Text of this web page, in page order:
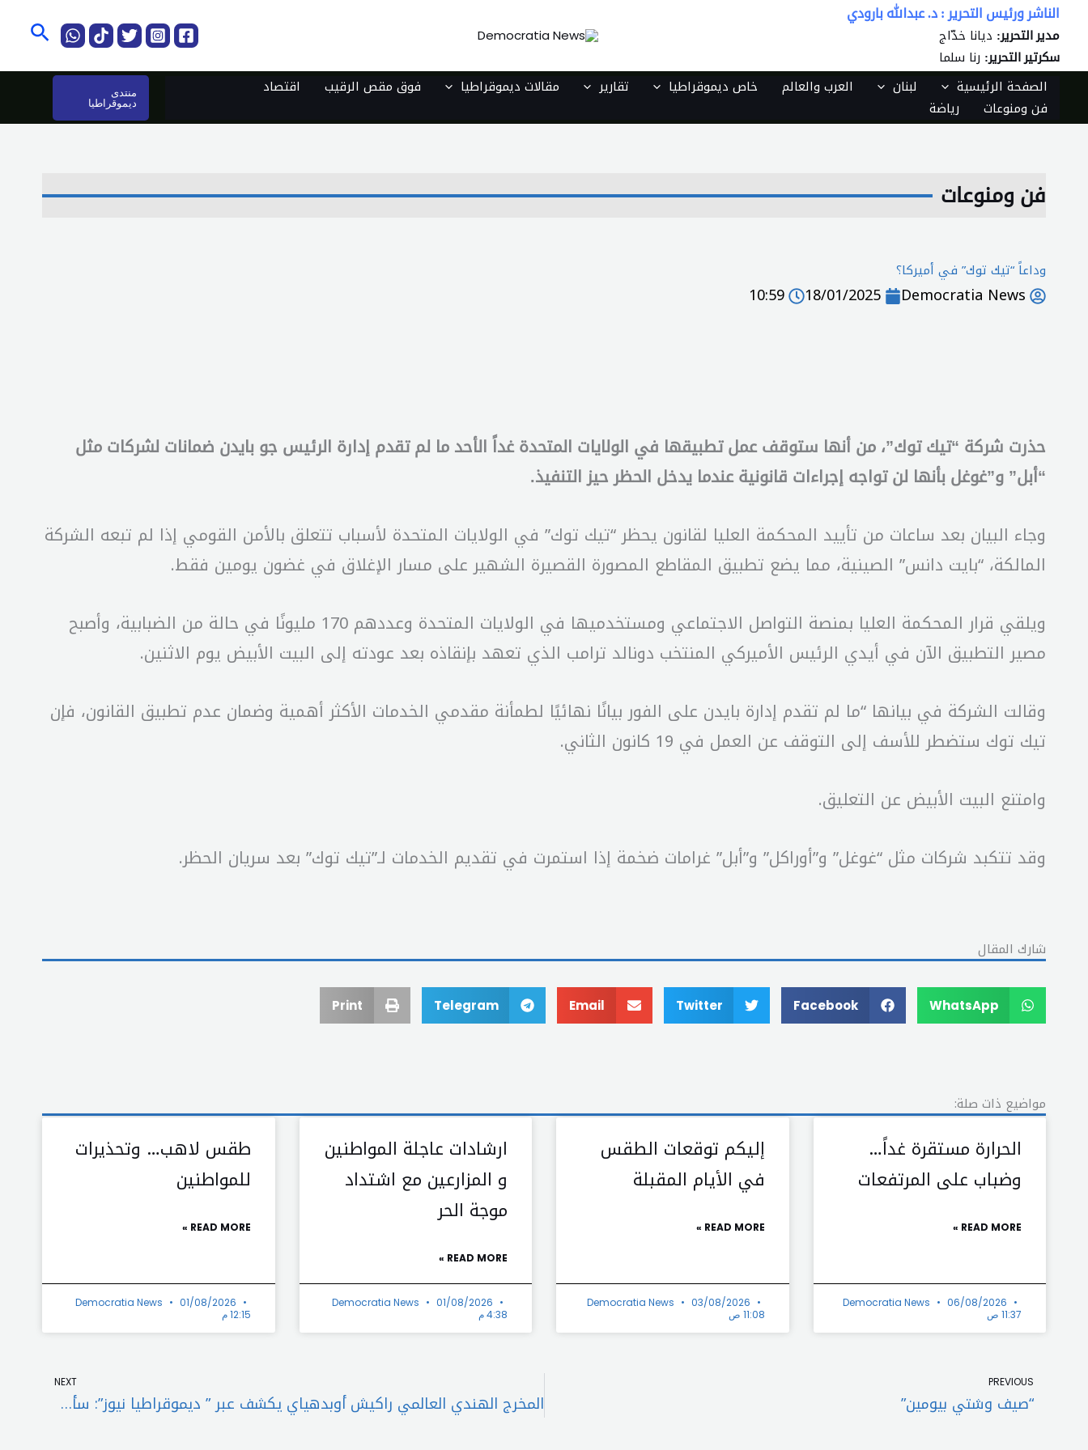
تخطي
المحتوى
الناشر ورئيس التحرير : د. عبدالله بارودي
مدير التحرير: ديانا خدّاج
سكرتير التحرير: رنا سلما
الصفحة الرئيسية لبنان العرب والعالم خاص ديموقراطيا تقارير مقالات ديموقراطيا فوق مقص الرقيب
اقتصاد
فن ومنوعات
رياضة
منتدى
ديموقراطيا
فن ومنوعات
وداعاً “تيك توك” في أميركا؟
Democratia News
18/01/2025
10:59
حذرت شركة “تيك توك”، من أنها ستوقف عمل تطبيقها في الولايات المتحدة غداً الأحد ما لم تقدم إدارة الرئيس جو بايدن ضمانات لشركات مثل
“أبل” و”غوغل بأنها لن تواجه إجراءات قانونية عندما يدخل الحظر حيز التنفيذ.
وجاء البيان بعد ساعات من تأييد المحكمة العليا لقانون يحظر “تيك توك” في الولايات المتحدة لأسباب تتعلق بالأمن القومي إذا لم تبعه الشركة
المالكة، “بايت دانس” الصينية، مما يضع تطبيق المقاطع المصورة القصيرة الشهير على مسار الإغلاق في غضون يومين فقط.
ويلقي قرار المحكمة العليا بمنصة التواصل الاجتماعي ومستخدميها في الولايات المتحدة وعددهم 170 مليونًا في حالة من الضبابية، وأصبح
مصير التطبيق الآن في أيدي الرئيس الأميركي المنتخب دونالد ترامب الذي تعهد بإنقاذه بعد عودته إلى البيت الأبيض يوم الاثنين.
وقالت الشركة في بيانها “ما لم تقدم إدارة بايدن على الفور بيانًا نهائيًا لطمأنة مقدمي الخدمات الأكثر أهمية وضمان عدم تطبيق القانون، فإن
تيك توك ستضطر للأسف إلى التوقف عن العمل في 19 كانون الثاني.
وامتنع البيت الأبيض عن التعليق.
وقد تتكبد شركات مثل “غوغل” و”أوراكل” و”أبل” غرامات ضخمة إذا استمرت في تقديم الخدمات لـ”تيك توك” بعد سريان الحظر.
شارك المقال
WhatsApp
Facebook
Twitter
Email
Telegram
Print
مواضيع ذات صلة:
الحرارة مستقرة غداً…
وضباب على المرتفعات
READ MORE »
Democratia News
06/08/2026
11:37 ص
إليكم توقعات الطقس
في الأيام المقبلة
READ MORE »
Democratia News
03/08/2026
11:08 ص
ارشادات عاجلة المواطنين
و المزارعين مع اشتداد
موجة الحر
READ MORE »
Democratia News
01/08/2026
4:38 م
طقس لاهب… وتحذيرات
للمواطنين
READ MORE »
Democratia News
01/08/2026
12:15 م
PREVIOUS
“صيف وشتي بيومين”
NEXT
المخرج الهندي العالمي راكيش أوبدهياي يكشف عبر ” ديموقراطيا نيوز”: سأصوّر فيلمي الجديد بمصر و أميتاب باتشان “الممثل المعجزة” في السينما الهندية